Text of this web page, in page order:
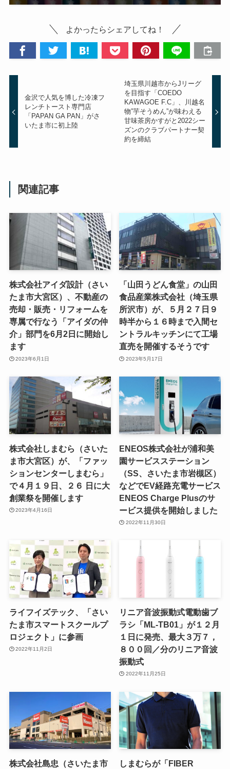
よかったらシェアしてね！
金沢で人気を博した冷凍フ
レンチトースト専門店
「PAPAN GA PAN」がさ
いたま市に初上陸
埼玉県川越市からJリーグ
を目指す「COEDO
KAWAGOE F.C」、川越名
物”芋そうめん”が味わえる
甘味茶房かすがと2022シー
ズンのクラブパートナー契
約を締結
関連記事
株式会社アイダ設計（さい
たま市大宮区）、不動産の
売却・販売・リフォームを
専属で行なう「アイダの仲
介」部門を6月2日に開始し
ます
2023年6月1日
「山田うどん食堂」の山田
食品産業株式会社（埼玉県
所沢市）が、５月２７日９
時半から１６時まで入間セ
ントラルキッチンにて工場
直売を開催するそうです
2023年5月17日
株式会社しまむら（さいた
ま市大宮区）が、「ファッ
ションセンターしまむら」
で４月１９日、２６ 日に大
創業祭を開催します
2023年4月16日
ENEOS株式会社が浦和美
園サービスステーション
（SS、さいたま市岩槻区）
などでEV経路充電サービス
ENEOS Charge Plusのサ
ービス提供を開始しました
2022年11月30日
ライフイズテック、「さい
たま市スマートスクールプ
ロジェクト」に参画
2022年11月2日
リニア音波振動式電動歯ブ
ラシ「ML-TB01」が１２月
１日に発売、最大３万７，
８００回／分のリニア音波
振動式
2022年11月25日
株式会社島忠（さいたま市
しまむらが「FIBER